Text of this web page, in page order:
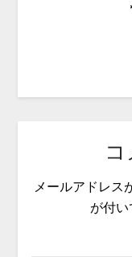
メールアドレス
が付